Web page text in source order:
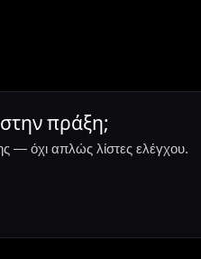
πράξη;
— όχι απλώς λίστες ελέγχου.